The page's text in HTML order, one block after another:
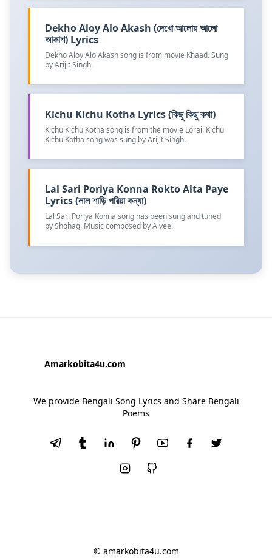
Dekho Aloy Alo Akash (দেখো আলোয় আলো
আকাশ) Lyrics
Dekho Aloy Alo Akash song is from movie Khaad. Sung
by Arijit Singh.
Kichu Kichu Kotha Lyrics (কিছু কিছু কথা)
Kichu Kichu Kotha song is from the movie Lorai. Kichu
Kichu Kotha song was sung by Arijit Singh.
Lal Sari Poriya Konna Rokto Alta Paye
Lyrics (লাল শাড়ি পরিয়া কন্যা)
Lal Sari Poriya Konna song has been sung and tuned
by Shohag. Music composed by Alvee.
Amarkobita4u.com
We provide Bengali Song Lyrics and Share Bengali
Poems
© amarkobita4u.com